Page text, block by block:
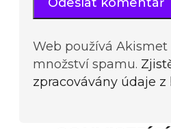
Web používá Akismet
množství spamu.
zpracovávány údaje